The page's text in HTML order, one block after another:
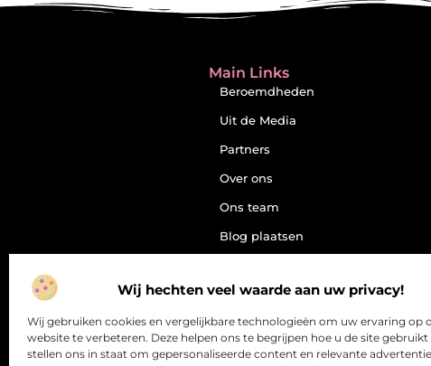
Wij hechten veel waarde aan uw privacy!
Wij gebruiken cookies en vergelijkbare technologieën om uw ervaring op
website te verbeteren. Deze helpen ons te begrijpen hoe u de site gebruikt
stellen ons in staat om gepersonaliseerde content en relevante
Main Links
Beroemdheden
Uit de Media
Partners
Over ons
Ons team
Blog plaatsen
Website index
Cookiebeleid (EU)
Inleiding: de verleiding én de
valkuil van backlinks kopen